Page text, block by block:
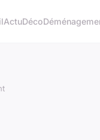
ActuDéco